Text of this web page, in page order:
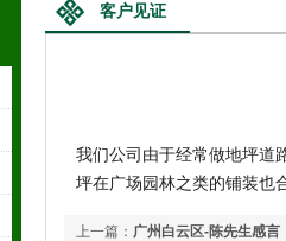
客户见证
我们公司由于经常做地坪道
坪在广场园林之类的铺装也
上一篇： 广州白云区-陈先生感言